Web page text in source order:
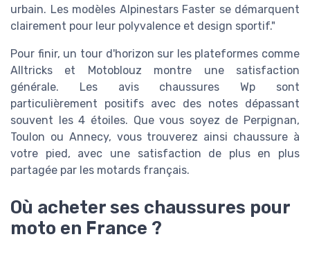
urbain. Les modèles Alpinestars Faster se démarquent
clairement pour leur polyvalence et design sportif."
Pour finir, un tour d'horizon sur les plateformes comme
Alltricks et Motoblouz montre une satisfaction
générale. Les avis chaussures Wp sont
particulièrement positifs avec des notes dépassant
souvent les 4 étoiles. Que vous soyez de Perpignan,
Toulon ou Annecy, vous trouverez ainsi chaussure à
votre pied, avec une satisfaction de plus en plus
partagée par les motards français.
Où acheter ses chaussures pour
moto en France ?